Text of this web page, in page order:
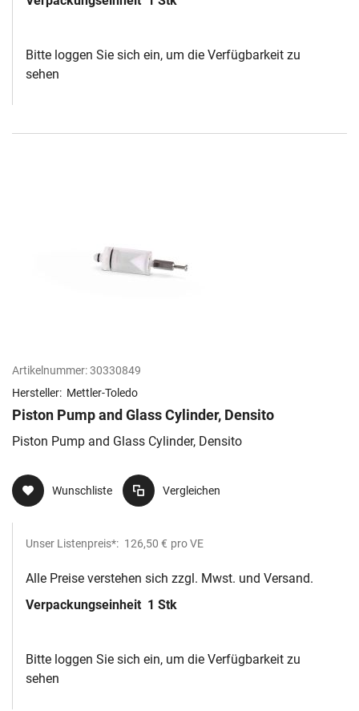
Bitte loggen Sie sich ein, um die Verfügbarkeit zu
sehen
Artikelnummer:30330849
Hersteller: Mettler-Toledo
Piston Pump and Glass Cylinder, Densito
Piston Pump and Glass Cylinder, Densito
Wunschliste Vergleichen
Unser Listenpreis*: 126,50 € pro VE
Alle Preise verstehen sich zzgl. Mwst. und Versand.
Verpackungseinheit 1 Stk
Bitte loggen Sie sich ein, um die Verfügbarkeit zu
sehen